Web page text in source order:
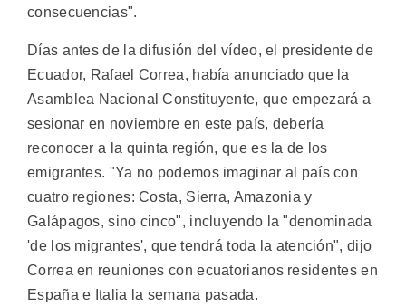
consecuencias".
Días antes de la difusión del vídeo, el presidente de
Ecuador, Rafael Correa, había anunciado que la
Asamblea Nacional Constituyente, que empezará a
sesionar en noviembre en este país, debería
reconocer a la quinta región, que es la de los
emigrantes. "Ya no podemos imaginar al país con
cuatro regiones: Costa, Sierra, Amazonia y
Galápagos, sino cinco", incluyendo la "denominada
'de los migrantes', que tendrá toda la atención", dijo
Correa en reuniones con ecuatorianos residentes en
España e Italia la semana pasada.